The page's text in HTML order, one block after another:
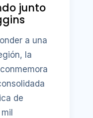
junto
a una
la
de